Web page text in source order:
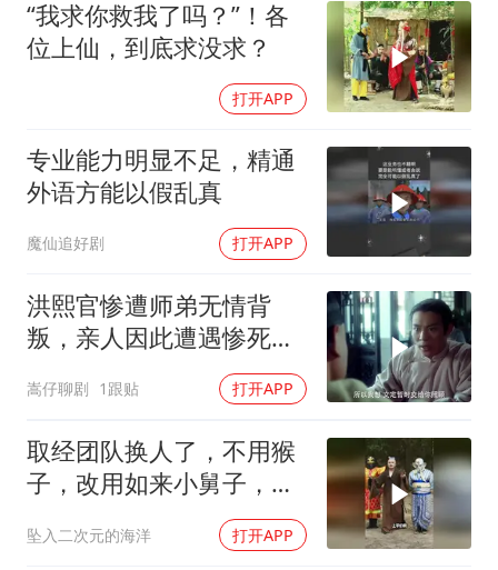
朱雨玲晋级WTT横滨冠军赛女单八强
“中国蔬菜之乡”最高温达41.8℃
东方之约 相约未来
“我求你救我了吗？”！各
位上仙，到底求没求？
打开APP
专业能力明显不足，精通
外语方能以假乱真
魔仙追好剧 打开APP
洪熙官惨遭师弟无情背
叛，亲人因此遭遇惨死厄
运，复仇之路就此开启
嵩仔聊剧 1跟贴 打开APP
取经团队换人了，不用猴
子，改用如来小舅子，这
俩妖怪太实在了，比猴子
听话多了
坠入二次元的海洋 打开APP